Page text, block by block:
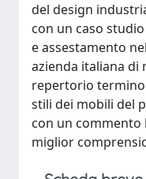
del design
con un caso
e assestamento
azienda italiana di
repertorio
stili dei mobili del
con un commento
miglior